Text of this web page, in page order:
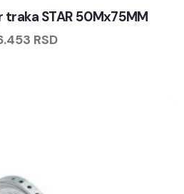
traka STAR 50Mx75MM
RSD